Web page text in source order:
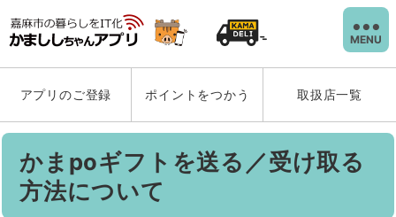
MENU
アプリのご登録 ポイントをつかう 取扱店一覧
かまpoギフトを送る／受け取る
方法について